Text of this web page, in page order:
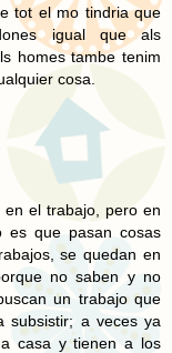
tot el mo tindria que
igual que als
homes tambe tenim
cosa.
en el trabajo, pero en
es que pasan cosas
se quedan en
no saben y no
un trabajo que
subsistir; a veces ya
casa y tienen a los